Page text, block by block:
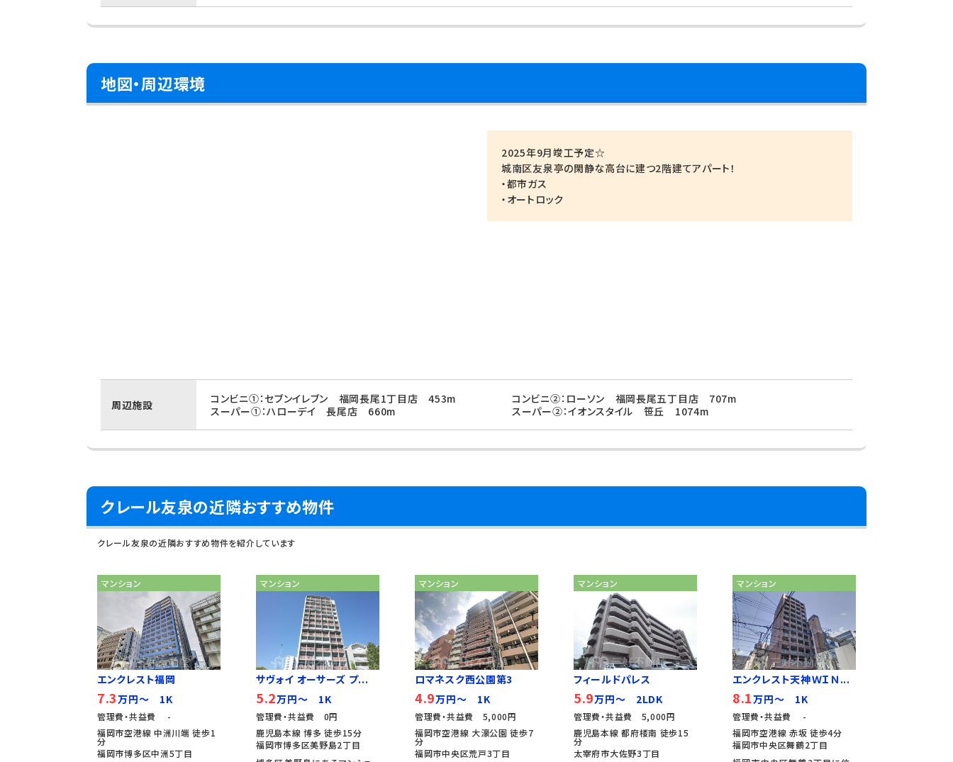
地図・周辺環境
2025年9月竣工予定☆
城南区友泉亭の閑静な高台に建つ2階建てアパート！
・都市ガス
・オートロック
周辺施設 コンビニ①：セブンイレブン 福岡長尾1丁目店 453m
コンビニ②：ローソン 福岡長尾五丁目店 707m
スーパー①：ハローデイ 長尾店 660m
スーパー②：イオンスタイル 笹丘 1074m
クレール友泉の近隣おすすめ物件
クレール友泉の近隣おすすめ物件を紹介しています
マンション
エンクレスト福岡
7.3万円～ 1K
管理費・共益費 -
福岡市空港線 中洲川端 徒歩1
分
福岡市博多区中洲5丁目
マンション
サヴォイ オーサーズ プ...
5.2万円～ 1K
管理費・共益費 0円
鹿児島本線 博多 徒歩15分
福岡市博多区美野島2丁目
マンション
ロマネスク西公園第3
4.9万円～ 1K
管理費・共益費 5,000円
福岡市空港線 大濠公園 徒歩7
分
福岡市中央区荒戸3丁目
マンション
フィールドパレス
5.9万円～ 2LDK
管理費・共益費 5,000円
鹿児島本線 都府楼南 徒歩15
分
太宰府市大佐野3丁目
マンション
エンクレスト天神ＷＩＮ...
8.1万円～ 1K
管理費・共益費 -
福岡市空港線 赤坂 徒歩4分
福岡市中央区舞鶴2丁目